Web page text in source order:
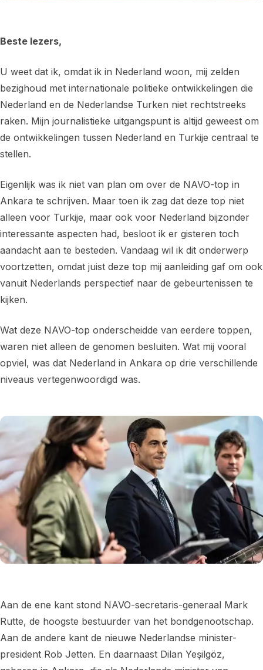
Beste lezers,
U weet dat ik, omdat ik in Nederland woon, mij zelden
bezighoud met internationale politieke ontwikkelingen die
Nederland en de Nederlandse Turken niet rechtstreeks
raken. Mijn journalistieke uitgangspunt is altijd geweest om
de ontwikkelingen tussen Nederland en Turkije centraal te
stellen.
Eigenlijk was ik niet van plan om over de NAVO-top in
Ankara te schrijven. Maar toen ik zag dat deze top niet
alleen voor Turkije, maar ook voor Nederland bijzonder
interessante aspecten had, besloot ik er gisteren toch
aandacht aan te besteden. Vandaag wil ik dit onderwerp
voortzetten, omdat juist deze top mij aanleiding gaf om ook
vanuit Nederlands perspectief naar de gebeurtenissen te
kijken.
Wat deze NAVO-top onderscheidde van eerdere toppen,
waren niet alleen de genomen besluiten. Wat mij vooral
opviel, was dat Nederland in Ankara op drie verschillende
niveaus vertegenwoordigd was.
Aan de ene kant stond NAVO-secretaris-generaal Mark
Rutte, de hoogste bestuurder van het bondgenootschap.
Aan de andere kant de nieuwe Nederlandse minister-
president Rob Jetten. En daarnaast Dilan Yeşilgöz,